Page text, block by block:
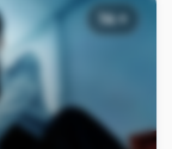
14+